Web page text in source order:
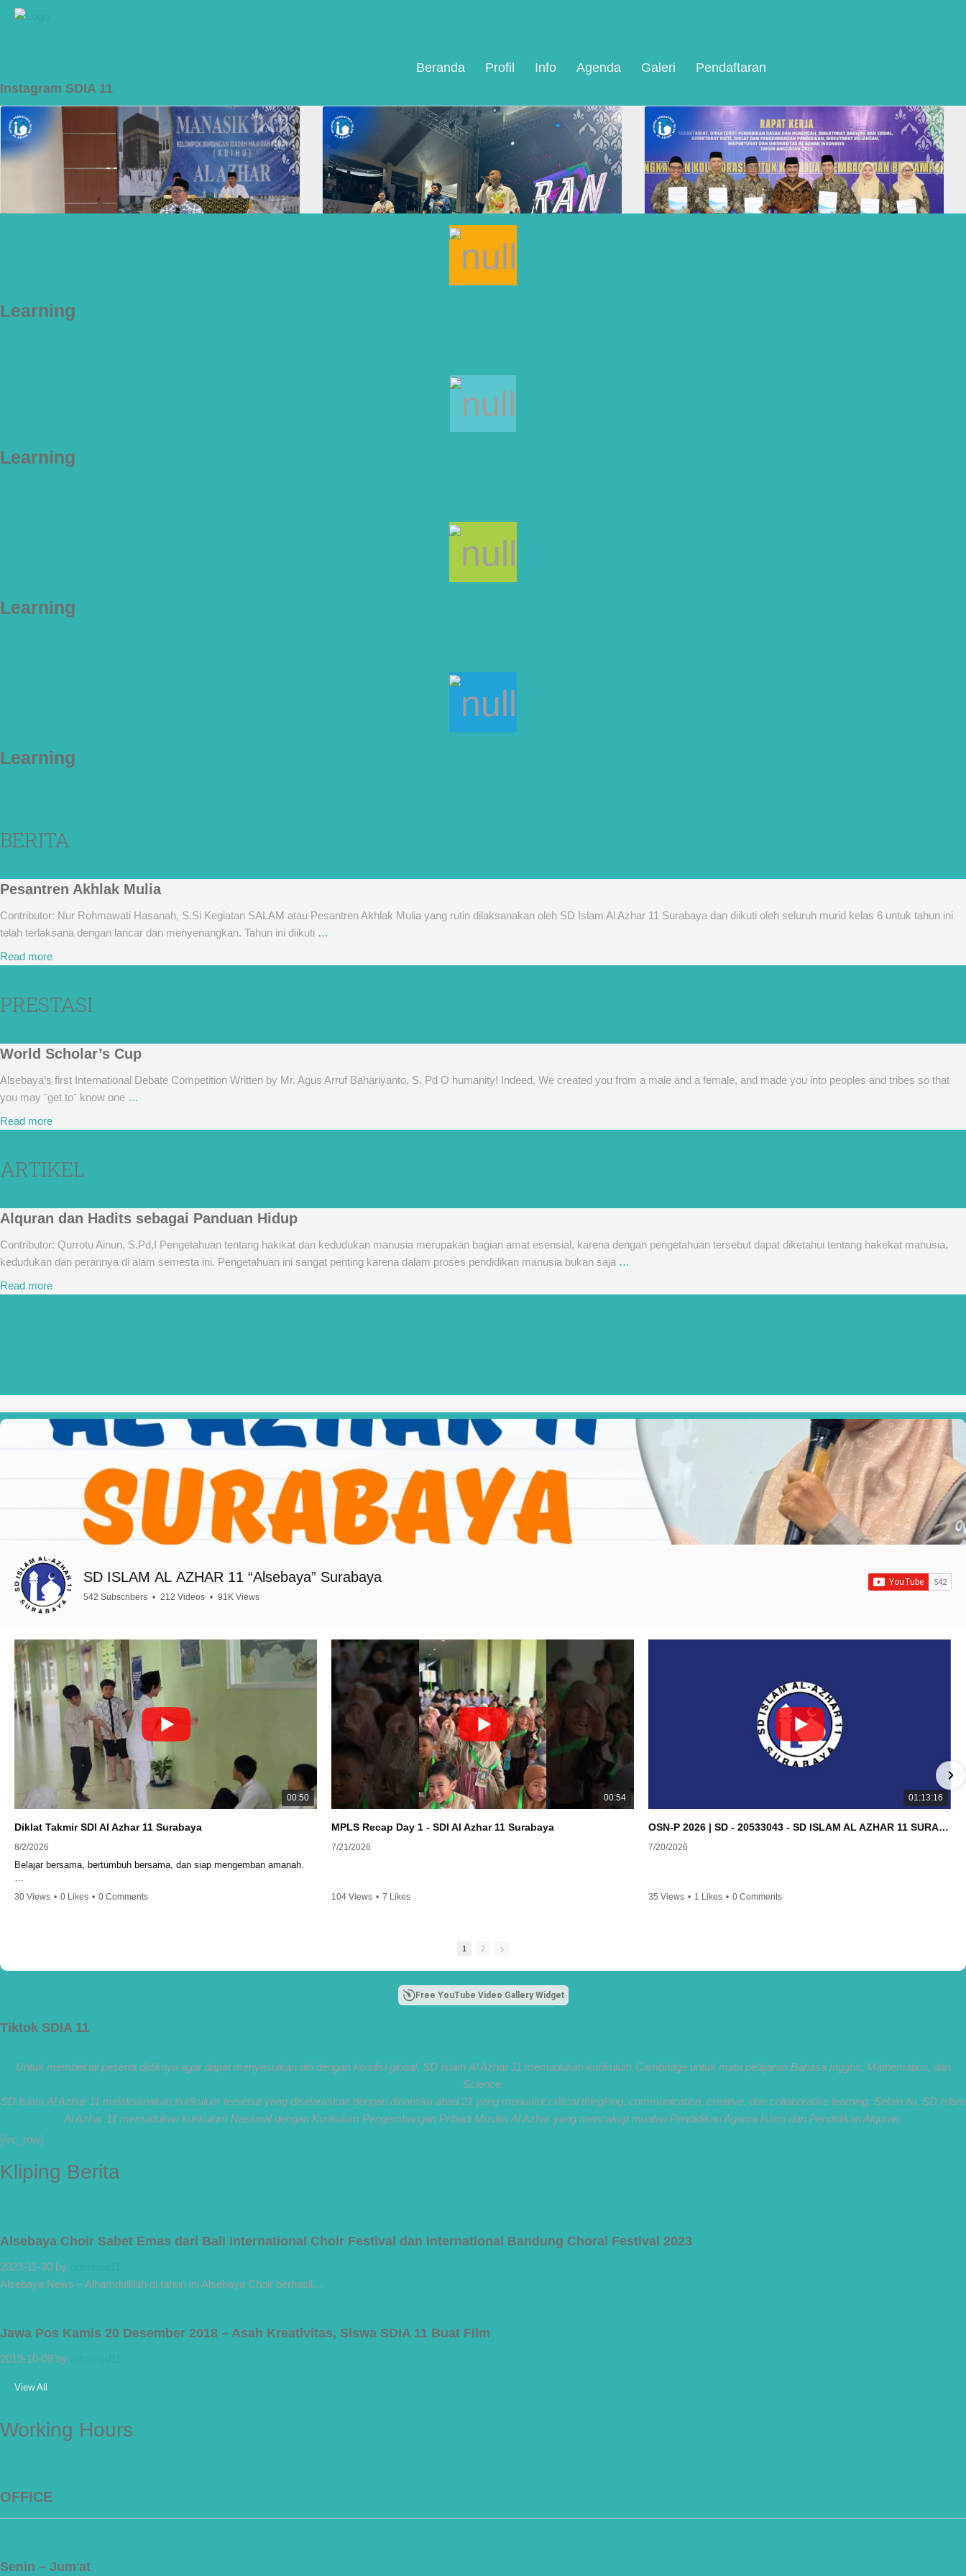
Beranda Profil Info Agenda Galeri
Pendaftaran
Instagram SDIA 11
Learning
Learning
Learning
Learning
BERITA
Pesantren Akhlak Mulia
Contributor: Nur Rohmawati Hasanah, S.Si Kegiatan SALAM atau Pesantren Akhlak Mulia yang rutin dilaksanakan oleh SD Islam Al Azhar 11 Surabaya dan diikuti oleh seluruh murid kelas 6 untuk tahun ini
telah terlaksana dengan lancar dan menyenangkan. Tahun ini diikuti …
Read more
PRESTASI
World Scholar’s Cup
Alsebaya‘s first International Debate Competition Written by Mr. Agus Arruf Bahariyanto, S. Pd O humanity! Indeed, We created you from a male and a female, and made you into peoples and tribes so that
you may ˹get to˺ know one …
Read more
ARTIKEL
Alquran dan Hadits sebagai Panduan Hidup
Contributor: Qurrotu Ainun, S.Pd,I Pengetahuan tentang hakikat dan kedudukan manusia merupakan bagian amat esensial, karena dengan pengetahuan tersebut dapat diketahui tentang hakekat manusia,
kedudukan dan perannya di alam semesta ini. Pengetahuan ini sangat penting karena dalam proses pendidikan manusia bukan saja …
Read more
SD ISLAM AL AZHAR 11 “Alsebaya” Surabaya
542 Subscribers • 212 Videos • 91K Views
00:50
Diklat Takmir SDI Al Azhar 11 Surabaya
8/2/2026
Belajar bersama, bertumbuh bersama, dan siap mengemban amanah.
30 Views • 0 Likes • 0 Comments
00:54
MPLS Recap Day 1 - SDI Al Azhar 11 Surabaya
7/21/2026
104 Views • 7 Likes
01:13:16
OSN-P 2026 | SD - 20533043 - SD ISLAM AL AZHAR 11 SURABAYA | IPA
7/20/2026
35 Views • 1 Likes • 0 Comments
1 2
Free YouTube Video Gallery Widget
Tiktok SDIA 11
Untuk membekali peserta didiknya agar dapat menyesuikan diri dengan kondisi global, SD Islam Al Azhar 11 memadukan kurikulum Cambridge untuk mata pelajaran Bahasa Inggris, Mathematics, dan
Science.
SD Islam Al Azhar 11 melaksanakan kurikulum tersebut yang diselaraskan dengan dinamika abad 21 yang menuntut critical thingking, communication, creative, dan collaborative learning. Selain itu, SD Islam
Al Azhar 11 memadukan kurikulum Nasional dengan Kurikulum Pengembangan Pribadi Muslim Al Azhar yang mencakup muatan Pendidikan Agama Islam dan Pendidikan Alquran.
[/vc_row]
Kliping Berita
Alsebaya Choir Sabet Emas dari Bali International Choir Festival dan International Bandung Choral Festival 2023
2023-11-30 by
Alsebaya News – Alhamdulillah di tahun ini Alsebaya Choir berhasil…
Jawa Pos Kamis 20 Desember 2018 – Asah Kreativitas, Siswa SDIA 11 Buat Film
2019-10-09 by
View All
Working Hours
OFFICE
Senin – Jum'at